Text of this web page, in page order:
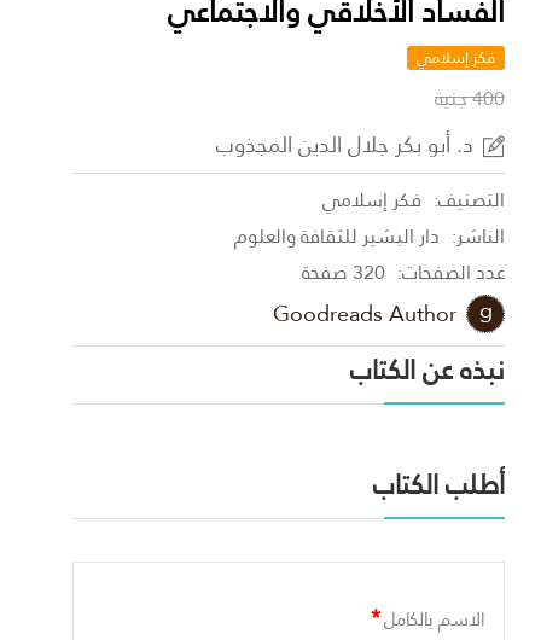
الفساد الأخلاقي والاجتماعي
فكر إسلامي
400 جنية
د. أبو بكر جلال الدين المجذوب
التصنيف: فكر إسلامي
الناشر: دار البشير للثقافة والعلوم
عدد الصفحات: 320 صفحة
Goodreads Author
نبذه عن الكتاب
أطلب الكتاب
الاسم بالكامل*